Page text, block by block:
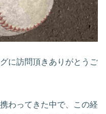
に訪問頂きありがとうご
わってきた中で、この経